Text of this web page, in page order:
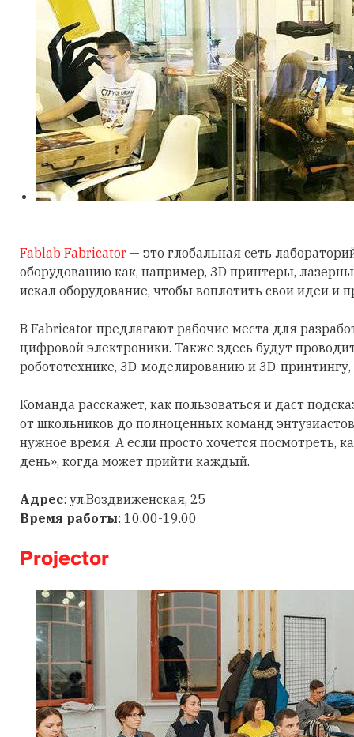
Fablab Fabricator — это глобальная сеть
оборудованию как, например, 3D принтеры,
искал оборудование, чтобы воплотить свои идеи и
В Fabricator предлагают рабочие места для
цифровой электроники. Также здесь будут
робототехнике, 3D-моделированию и 3D-принтингу,
Команда расскажет, как пользоваться и даст
от школьников до полноценных команд
нужное время. А если просто хочется посмотреть,
день», когда может прийти каждый.
Адрес: ул.Воздвиженская, 25
Время работы: 10.00-19.00
Projector